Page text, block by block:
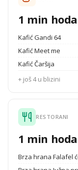
1 min hoda
Kafić Gandi 64
Kafić Meet me
Kafić Čaršija
+ još 4 u blizini
RESTORANI
1 min hoda
Brza hrana Falafel